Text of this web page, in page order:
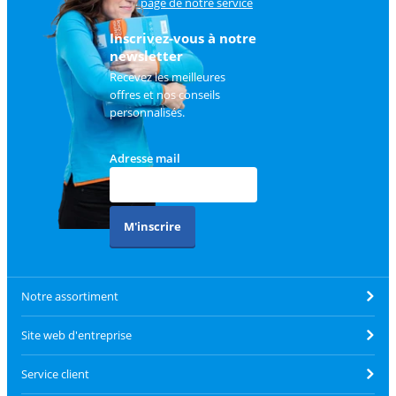
client.
Inscrivez-vous à notre
newsletter
Recevez les meilleures
offres et nos conseils
personnalisés.
Adresse mail
M'inscrire
Notre assortiment
Site web d'entreprise
Service client